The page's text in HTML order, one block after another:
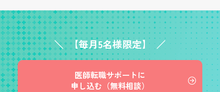
【毎月5名様限定】
医師転職サポートに
申し込む（無料相談）